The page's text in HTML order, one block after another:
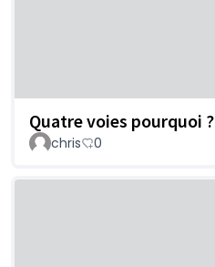
Quatre voies pourquoi ?
chris 0